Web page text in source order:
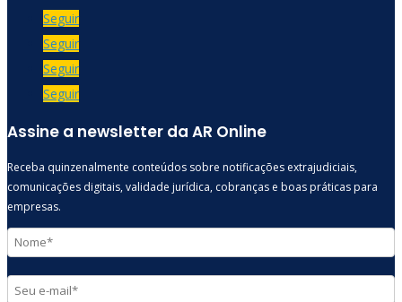
Seguir
Seguir
Seguir
Seguir
Assine a newsletter da AR Online
Receba quinzenalmente conteúdos sobre notificações extrajudiciais,
comunicações digitais, validade jurídica, cobranças e boas práticas para
empresas.